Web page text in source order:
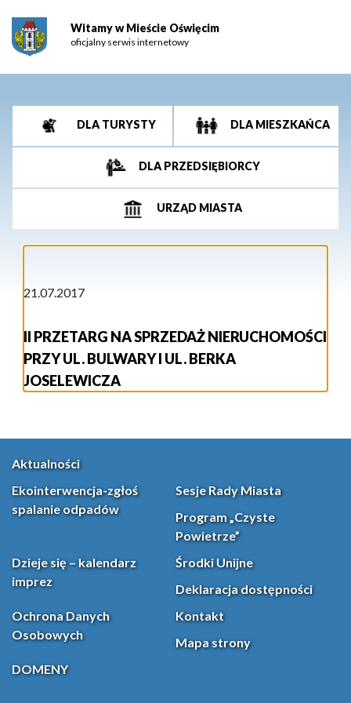
Witamy w Mieście Oświęcim
oficjalny serwis internetowy
DLA TURYSTY DLA MIESZKAŃCA
DLA PRZEDSIĘBIORCY
URZĄD MIASTA
21.07.2017
II PRZETARG NA SPRZEDAŻ NIERUCHOMOŚCI
PRZY UL. BULWARY I UL. BERKA
JOSELEWICZA
Aktualności
Ekointerwencja-zgłoś
spalanie odpadów
Sesje Rady Miasta
Program „Czyste
Powietrze”
Dzieje się – kalendarz
imprez
Środki Unijne
Deklaracja dostępności
Ochrona Danych
Osobowych
Kontakt
Mapa strony
DOMENY